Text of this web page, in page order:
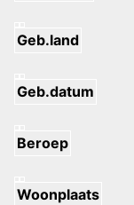
Geb.land
Geb.datum
Beroep
Woonplaats